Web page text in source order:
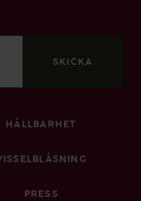
SKICKA
HÅLLBARHET
PRESS